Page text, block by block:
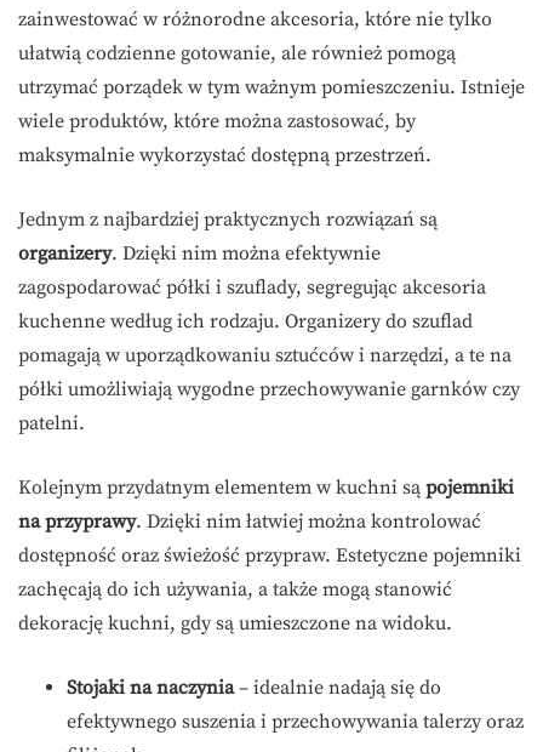
zainwestować w różnorodne akcesoria, które nie tylko
ułatwią codzienne gotowanie, ale również pomogą
utrzymać porządek w tym ważnym pomieszczeniu. Istnieje
wiele produktów, które można zastosować, by
maksymalnie wykorzystać dostępną przestrzeń.
Jednym z najbardziej praktycznych rozwiązań są
organizery. Dzięki nim można efektywnie
zagospodarować półki i szuflady, segregując akcesoria
kuchenne według ich rodzaju. Organizery do szuflad
pomagają w uporządkowaniu sztućców i narzędzi, a te na
półki umożliwiają wygodne przechowywanie garnków czy
patelni.
Kolejnym przydatnym elementem w kuchni są pojemniki
na przyprawy. Dzięki nim łatwiej można kontrolować
dostępność oraz świeżość przypraw. Estetyczne pojemniki
zachęcają do ich używania, a także mogą stanowić
dekorację kuchni, gdy są umieszczone na widoku.
Stojaki na naczynia– idealnie nadają się do
efektywnego suszenia i przechowywania talerzy oraz